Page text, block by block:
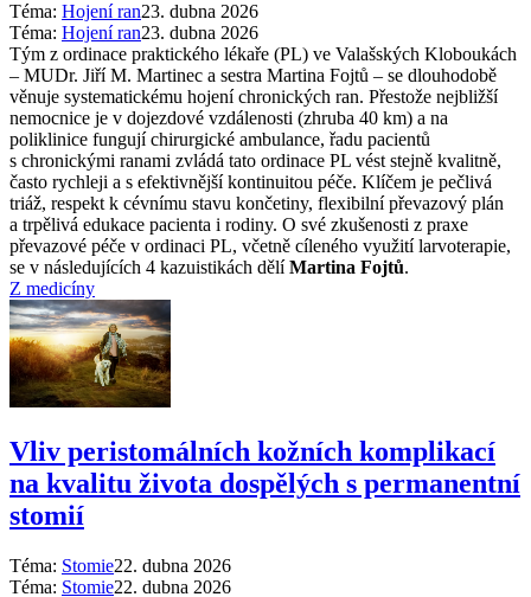
Téma: Hojení ran23. dubna 2026
Téma: Hojení ran23. dubna 2026
Tým z ordinace praktického lékaře (PL) ve Valašských Kloboukách
–⁠ MUDr. Jiří M. Martinec a sestra Martina Fojtů –⁠ se dlouhodobě
věnuje systematickému hojení chronických ran. Přestože nejbližší
nemocnice je v dojezdové vzdálenosti (zhruba 40 km) a na
poliklinice fungují chirurgické ambulance, řadu pacientů
s chronickými ranami zvládá tato ordinace PL vést stejně kvalitně,
často rychleji a s efektivnější kontinuitou péče. Klíčem je pečlivá
triáž, respekt k cévnímu stavu končetiny, flexibilní převazový plán
a trpělivá edukace pacienta i rodiny. O své zkušenosti z praxe
převazové péče v ordinaci PL, včetně cíleného využití larvoterapie,
se v následujících 4 kazuistikách dělíMartina Fojtů.
Z medicíny
Vliv peristomálních kožních komplikací
na kvalitu života dospělých s permanentní
stomií
Téma: Stomie22. dubna 2026
Téma: Stomie22. dubna 2026